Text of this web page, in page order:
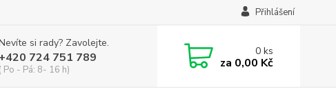
Přihlášení
si rady? Zavolejte.
+420 724 751 789
( Po - Pá: 8- 16 h)
0ks
za 0,00 Kč